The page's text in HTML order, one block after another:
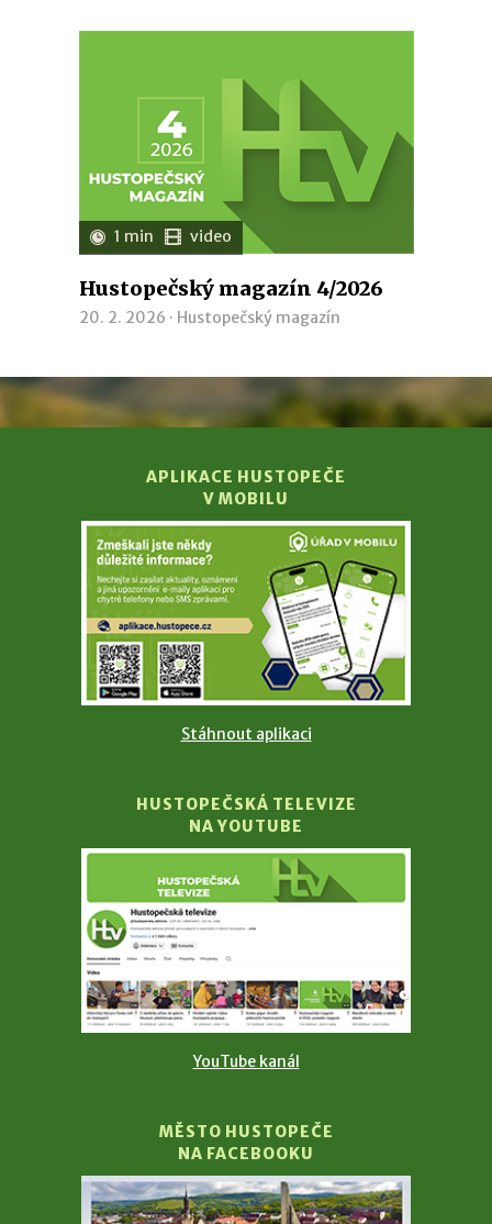
1 min video
Hustopečský magazín 4/2026
20. 2. 2026 · Hustopečský magazín
APLIKACE HUSTOPEČE
V MOBILU
Stáhnout aplikaci
HUSTOPEČSKÁ TELEVIZE
NA YOUTUBE
YouTube kanál
MĚSTO HUSTOPEČE
NA FACEBOOKU